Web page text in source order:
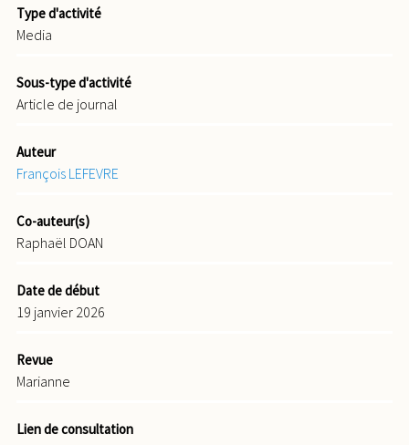
Type d'activité
Media
Sous-type d'activité
Article de journal
Auteur
François LEFEVRE
Co-auteur(s)
Raphaël DOAN
Date de début
19 janvier 2026
Revue
Marianne
Lien de consultation